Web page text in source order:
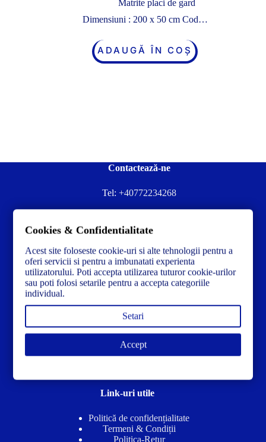
Matrite placi de gard
Dimensiuni : 200 x 50 cm Cod…
ADAUGĂ ÎN COȘ
Contactează-ne
Tel: +40772234268
Contacteză-ne la:✉️contact@concrete-forma.com
Str. Dacia Nr 12 Ineu, Arad 315300 Romania
Link-uri utile
Politică de confidențialitate
Termeni & Condiții
Politica-Retur
Cookies & Confidentialitate
Acest site foloseste cookie-uri si alte tehnologii pentru a
oferi servicii si pentru a imbunatati experienta
utilizatorului. Poti accepta utilizarea tuturor cookie-urilor
sau poti folosi setarile pentru a accepta categoriile
individual.
Setari
Accept